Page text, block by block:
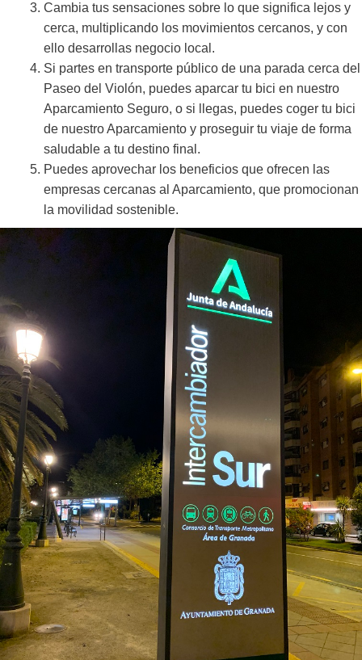
Cambia tus sensaciones sobre lo que significa lejos y
cerca, multiplicando los movimientos cercanos, y con
ello desarrollas negocio local.
Si partes en transporte público de una parada cerca del
Paseo del Violón, puedes aparcar tu bici en nuestro
Aparcamiento Seguro, o si llegas, puedes coger tu bici
de nuestro Aparcamiento y proseguir tu viaje de forma
saludable a tu destino final.
Puedes aprovechar los beneficios que ofrecen las
empresas cercanas al Aparcamiento, que promocionan
la movilidad sostenible.